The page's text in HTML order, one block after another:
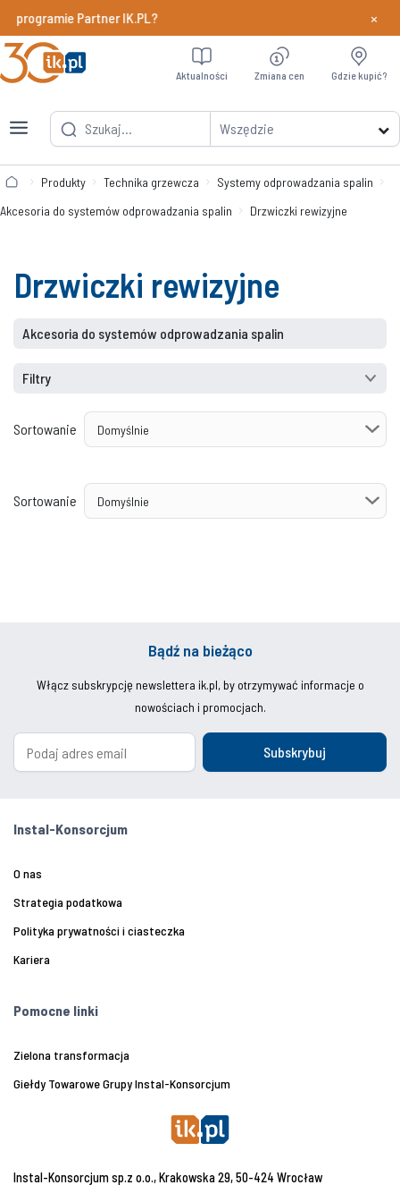
programie Partner IK.PL? Dowiedz
×
Wszędzie
Aktualności Zmiana cen Gdzie kupić?
Produkty Technika grzewcza
Systemy odprowadzania spalin
Akcesoria do systemów odprowadzania spalin
Drzwiczki rewizyjne
Drzwiczki rewizyjne
Akcesoria do systemów odprowadzania spalin
Filtry
Sortowanie
Sortowanie
Bądź na bieżąco
Włącz subskrypcję newslettera ik.pl, by otrzymywać informacje o
nowościach i promocjach.
Subskrybuj
Instal-Konsorcjum
O nas
Strategia podatkowa
Polityka prywatności i ciasteczka
Kariera
Pomocne linki
Zielona transformacja
Giełdy Towarowe Grupy Instal-Konsorcjum
Instal-Konsorcjum sp.z o.o., Krakowska 29, 50-424 Wrocław